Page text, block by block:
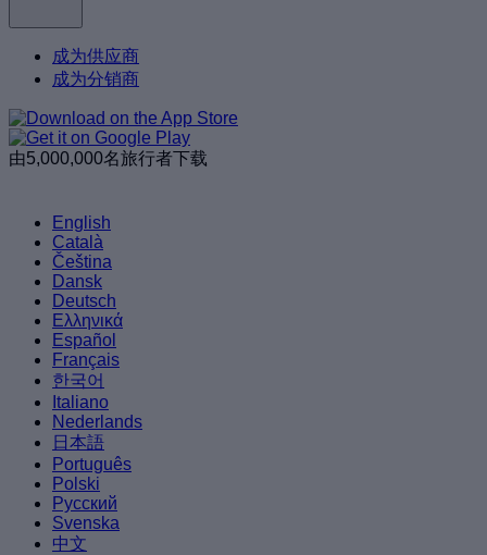
成为供应商
成为分销商
由5,000,000名旅行者下载
English
Català
Čeština
Dansk
Deutsch
Ελληνικά
Español
Français
한국어
Italiano
Nederlands
日本語
Português
Polski
Русский
Svenska
中文